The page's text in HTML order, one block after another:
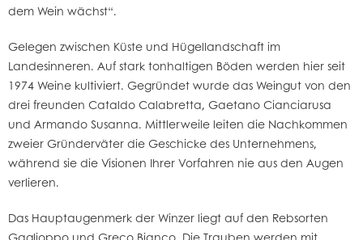
dem Wein wächst“.
Gelegen zwischen Küste und Hügellandschaft im
Landesinneren. Auf stark tonhaltigen Böden werden hier seit
1974 Weine kultiviert. Gegründet wurde das Weingut von den
drei freunden Cataldo Calabretta, Gaetano Cianciarusa
und Armando Susanna. Mittlerweile leiten die Nachkommen
zweier Gründerväter die Geschicke des Unternehmens,
während sie die Visionen Ihrer Vorfahren nie aus den Augen
verlieren.
Das Hauptaugenmerk der Winzer liegt auf den Rebsorten
Gaglioppo und Greco Bianco. Die Trauben werden mit